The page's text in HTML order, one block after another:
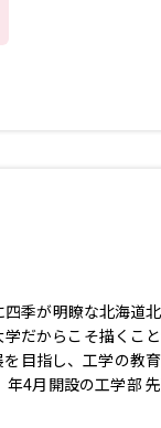
よくあるご質問
料金のお支払いにつ
特定
四季が明瞭な北海
だからこそ描くこ
目指し、工学の教
年4月開設の工学部
うに設計されていま